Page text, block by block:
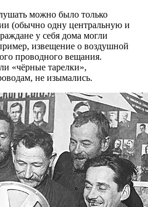
можно было только
(обычно одну центральную и
у себя дома могли
извещение о воздушной
проводного вещания.
«чёрные тарелки»,
не изымались.